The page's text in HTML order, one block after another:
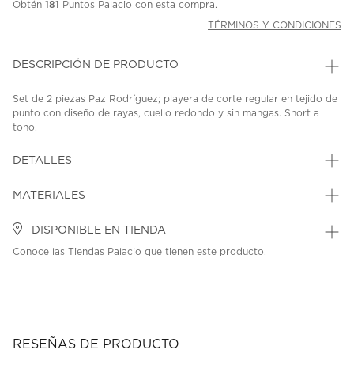
Obtén 181 Puntos Palacio con esta compra.
TÉRMINOS Y CONDICIONES
DESCRIPCIÓN DE PRODUCTO
Set de 2 piezas Paz Rodríguez; playera de corte regular en tejido de
punto con diseño de rayas, cuello redondo y sin mangas. Short a
tono.
DETALLES
MATERIALES
DISPONIBLE EN TIENDA
Conoce las Tiendas Palacio que tienen este producto.
RESEÑAS DE PRODUCTO